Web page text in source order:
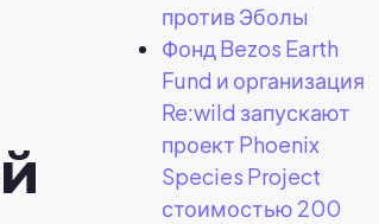
против Эболы
Фонд Bezos Earth
Fund и организация
Re:wild запускают
проект Phoenix
Species Project
стоимостью 200